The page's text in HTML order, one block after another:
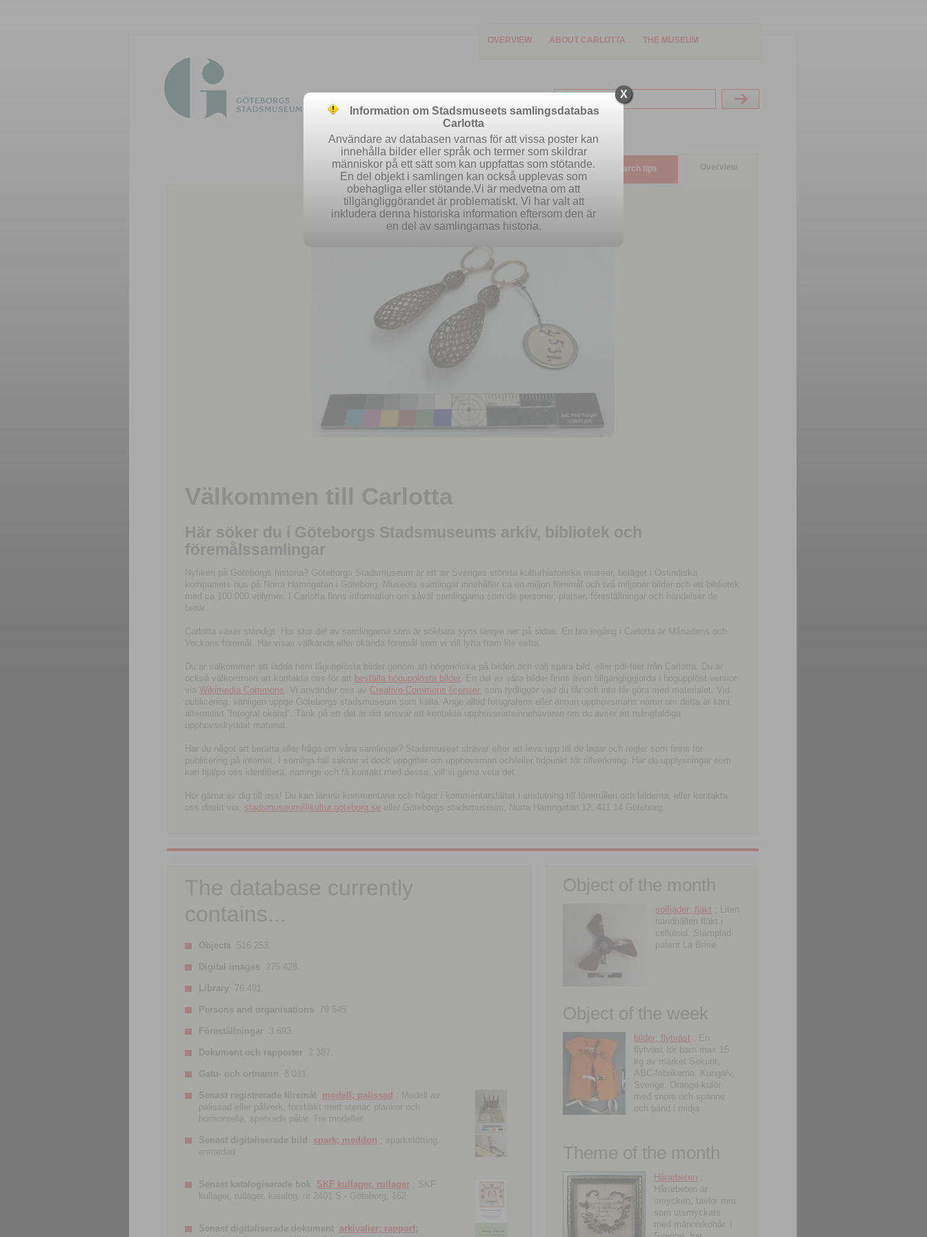
OVERVIEW ABOUT CARLOTTA THE MUSEUM
Easy search Advanced search Search tips Overview
Välkommen till Carlotta
Här söker du i Göteborgs Stadsmuseums arkiv, bibliotek och
föremålssamlingar
Nyfiken på Göteborgs historia? Göteborgs Stadsmuseum är ett av Sveriges största kulturhistoriska museer, beläget i Ostindiska
kompaniets hus på Norra Hamngatan i Göteborg. Museets samlingar innehåller ca en miljon föremål och två miljoner bilder och ett bibliotek
med ca 100 000 volymer. I Carlotta finns information om såväl samlingarna som de personer, platser, föreställningar och händelser de
berör.
Carlotta växer ständigt. Hur stor del av samlingarna som är sökbara syns längre ner på sidan. En bra ingång i Carlotta är Månadens och
Veckans föremål. Här visas välkända eller okända föremål som vi vill lyfta fram lite extra.
Du är välkommen att ladda hem lågupplösta bilder genom att högerklicka på bilden och välj spara bild, eller pdf-filer från Carlotta. Du är
också välkommen att kontakta oss för att beställa högupplösta bilder. En del av våra bilder finns även tillgängliggjorda i högupplöst version
via Wikimedia Commons . Vi använder oss av Creative Commons licenser, som tydliggör vad du får och inte får göra med materialet. Vid
publicering, vänligen uppge Göteborgs stadsmuseum som källa. Ange alltid fotografens eller annan upphovsmans namn om detta är känt,
alternativt ”fotograf okänd”. Tänk på att det är ditt ansvar att kontakta upphovsrättsinnehavaren om du avser att mångfaldiga
upphovsskyddat material.
Har du något att berätta eller fråga om våra samlingar? Stadsmuseet strävar efter att leva upp till de lagar och regler som finns för
publicering på internet. I somliga fall saknar vi dock uppgifter om upphovsman och/eller tidpunkt för tillverkning. Har du upplysningar som
kan hjälpa oss identifiera, namnge och få kontakt med dessa, vill vi gärna veta det.
Hör gärna av dig till oss! Du kan lämna kommentarer och frågor i kommentarsfältet i anslutning till föremålen och bilderna, eller kontakta
oss direkt via: stadsmuseum@kultur.goteborg.se eller Göteborgs stadsmuseum, Norra Hamngatan 12, 411 14 Göteborg.
The database currently
contains...
Objects 516 253.
Digital images 275 428.
Library 76 491.
Persons and organisations 79 545.
Föreställningar 3 693.
Dokument och rapporter 2 387.
Gatu- och ortnamn 8 031.
Senast registrerade föremål modell; palissad
; Modell av
palissad eller pålverk, förstärkt med stenar, plankor och
horisontella, spetsade pålar. Tre modeller.
Senast digitaliserade bild spark; meddon ; sparkstötting,
enmedad
Senast katalogiserade bok SKF kullager, rullager ; SKF
kullager, rullager, katalog. nr 2401 S.- Göteborg, 162
Senast digitaliserade dokument arkivalier; rapport;
Object of the month
solfjäder; fläkt ; Liten
handhållen fläkt i
celluloid. Stämplad
patent La Brise.
Object of the week
bilder; flytväst ; En
flytväst för barn max 15
kg av märket Sekurit,
ABC-fabrikerna, Kungälv,
Sverige. Orange kulör
med snöre och spänne
och band i midja.
Theme of the month
Hårarbeten
Hårarbeten är
smycken, tavlor mm
som utsmyckats
med människohår. I
X
Information om Stadsmuseets samlingsdatabas
Carlotta
Användare av databasen varnas för att vissa poster kan
innehålla bilder eller språk och termer som skildrar
människor på ett sätt som kan uppfattas som stötande.
En del objekt i samlingen kan också upplevas som
obehagliga eller stötande.Vi är medvetna om att
tillgängliggörandet är problematiskt. Vi har valt att
inkludera denna historiska information eftersom den är
en del av samlingarnas historia.